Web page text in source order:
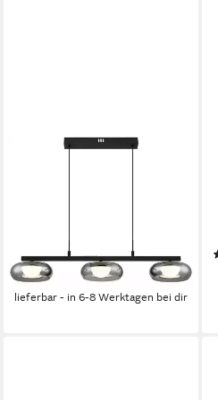
ab 138,99 € UVP239,99 €
-42%
lieferbar - in 6-8 Werktagen bei dir